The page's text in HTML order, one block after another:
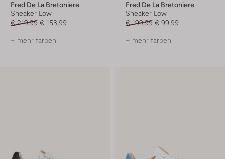
Fred De La Bretoniere
Sneaker Low
€ 219,99 € 153,99
+ mehr farben
Fred De La Bretoniere
Sneaker Low
€ 199,99 € 99,99
+ mehr farben